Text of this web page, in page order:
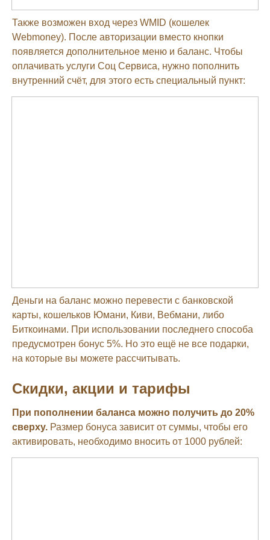
Также возможен вход через WMID (кошелек
Webmoney). После авторизации вместо кнопки
появляется дополнительное меню и баланс. Чтобы
оплачивать услуги Соц Сервиса, нужно пополнить
внутренний счёт, для этого есть специальный пункт:
Деньги на баланс можно перевести с банковской
карты, кошельков Юмани, Киви, Вебмани, либо
Биткоинами. При использовании последнего способа
предусмотрен бонус 5%. Но это ещё не все подарки,
на которые вы можете рассчитывать.
Скидки, акции и тарифы
При пополнении баланса можно получить до 20%
сверху. Размер бонуса зависит от суммы, чтобы его
активировать, необходимо вносить от 1000 рублей: